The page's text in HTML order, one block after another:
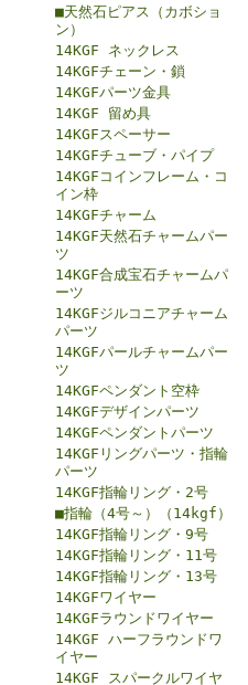
■天然石ピアス（カボショ
ン）
14KGF ネックレス
14KGFチェーン・鎖
14KGFパーツ金具
14KGF 留め具
14KGFスペーサー
14KGFチューブ・パイプ
14KGFコインフレーム・コ
イン枠
14KGFチャーム
14KGF天然石チャームパー
ツ
14KGF合成宝石チャームパ
ーツ
14KGFジルコニアチャーム
パーツ
14KGFパールチャームパー
ツ
14KGFペンダント空枠
14KGFデザインパーツ
14KGFペンダントパーツ
14KGFリングパーツ・指輪
パーツ
14KGF指輪リング・2号
■指輪（4号～）（14kgf）
14KGF指輪リング・9号
14KGF指輪リング・11号
14KGF指輪リング・13号
14KGFワイヤー
14KGFラウンドワイヤー
14KGF ハーフラウンドワ
イヤー
14KGF スパークルワイヤ